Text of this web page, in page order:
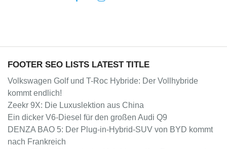
FOOTER SEO LISTS LATEST TITLE
Volkswagen Golf und T-Roc Hybride: Der Vollhybride
kommt endlich!
Zeekr 9X: Die Luxuslektion aus China
Ein dicker V6-Diesel für den großen Audi Q9
DENZA BAO 5: Der Plug-in-Hybrid-SUV von BYD kommt
nach Frankreich